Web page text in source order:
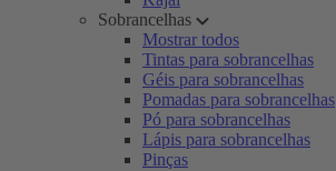
Sobrancelhas
Mostrar todos
Tintas para sobrancelhas
Géis para sobrancelhas
Pomadas para sobrancelhas
Pó para sobrancelhas
Lápis para sobrancelhas
Pinças